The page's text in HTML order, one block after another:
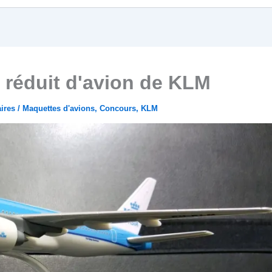
d'avion de KLM
/ Maquettes d'avions, Concours, KLM